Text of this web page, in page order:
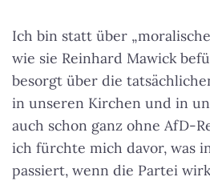
Ich bin statt über
wie sie Reinhard Mawick
besorgt über die
in unseren Kirchen und in
auch schon ganz ohne AfD-
ich fürchte mich davor, was
passiert, wenn die Partei